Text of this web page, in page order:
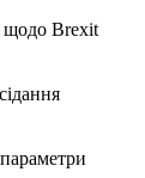
щодо Brexit